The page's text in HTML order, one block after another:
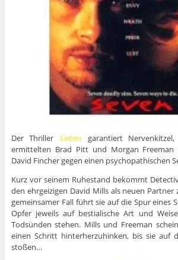
Der Thriller Sieben garantiert
ermittelten Brad Pitt und Morgan
David Fincher gegen einen psychopathischen
Kurz vor seinem Ruhestand bekommt
den ehrgeizigen David Mills als neuen Partner
gemeinsamer Fall führt sie auf die Spur eines
Opfer jeweils auf bestialische Art und
Todsünden stehen. Mills und Freeman
einen Schritt hinterherzuhinken, bis sie auf
stoßen…